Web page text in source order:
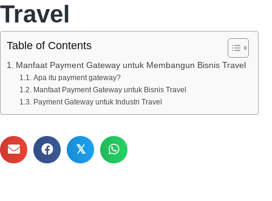
Travel
Table of Contents
Manfaat Payment Gateway untuk Membangun Bisnis Travel
Apa itu payment gateway?
Manfaat Payment Gateway untuk Bisnis Travel
Payment Gateway untuk Industri Travel
𝕏